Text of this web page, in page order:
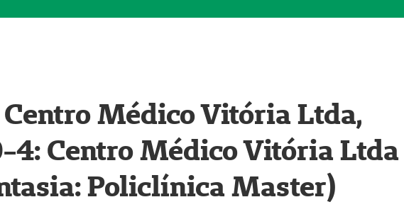
Médico Vitória Ltda,
4: Centro Médico Vitória Ltda
Policlínica Master)